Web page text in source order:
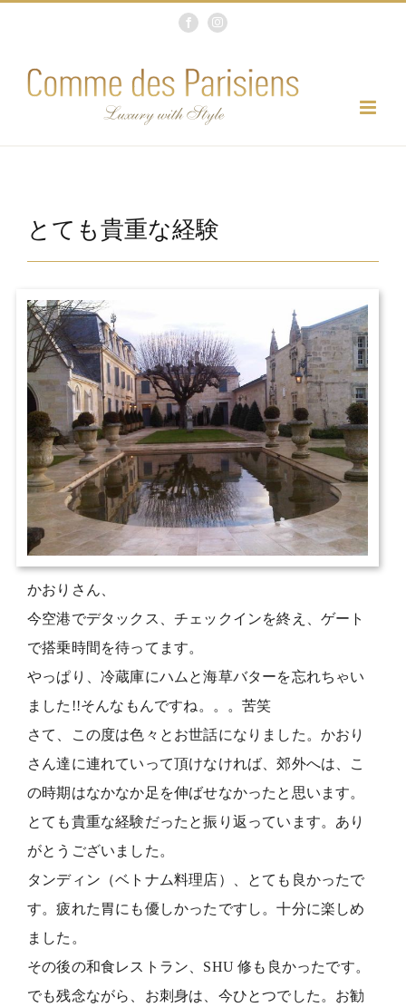
content
FacebookInstagram
とても貴重な経験
かおりさん、
今空港でデタックス、チェックインを終え、ゲート
で搭乗時間を待ってます。
やっぱり、冷蔵庫にハムと海草バターを忘れちゃい
ました!!そんなもんですね。。。苦笑
さて、この度は色々とお世話になりました。かおり
さん達に連れていって頂けなければ、郊外へは、こ
の時期はなかなか足を伸ばせなかったと思います。
とても貴重な経験だったと振り返っています。あり
がとうございました。
タンディン（ベトナム料理店）、とても良かったで
す。疲れた胃にも優しかったですし。十分に楽しめ
ました。
その後の和食レストラン、SHU 修も良かったです。
でも残念ながら、お刺身は、今ひとつでした。お勧